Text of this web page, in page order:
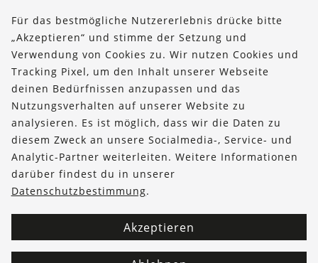
Über uns
Bestellungen
Kontakt & Hilfe
FOLLOW US
Für das bestmögliche Nutzererlebnis drücke bitte
„Akzeptieren“ und stimme der Setzung und
Verwendung von Cookies zu. Wir nutzen Cookies und
Tracking Pixel, um den Inhalt unserer Webseite
deinen Bedürfnissen anzupassen und das
Nutzungsverhalten auf unserer Website zu
analysieren. Es ist möglich, dass wir die Daten zu
diesem Zweck an unsere Socialmedia-, Service- und
Analytic-Partner weiterleiten. Weitere Informationen
darüber findest du in unserer
Datenschutzbestimmung.
Akzeptieren